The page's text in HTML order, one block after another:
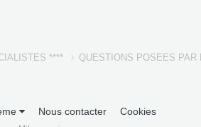
****
QUESTIONS POSEES
Nous contacter Cookies